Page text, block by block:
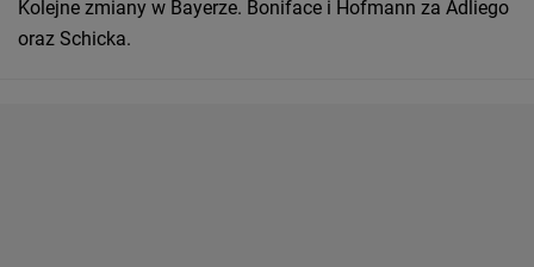
Kolejne zmiany w Bayerze. Boniface i Hofmann za Adliego
oraz Schicka.